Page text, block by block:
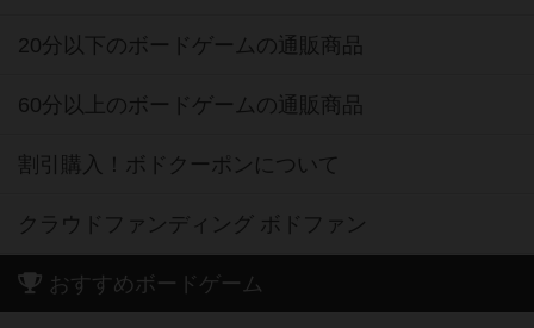
20分以下のボードゲームの通販商品
60分以上のボードゲームの通販商品
割引購入！ボドクーポンについて
クラウドファンディング ボドファン
おすすめボードゲーム